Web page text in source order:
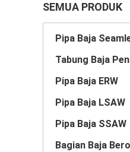
SEMUA PRODUK
Pipa Baja
Tabung Baja
Pipa Baja ERW
Pipa Baja LSAW
Pipa Baja SSAW
Bagian Baja